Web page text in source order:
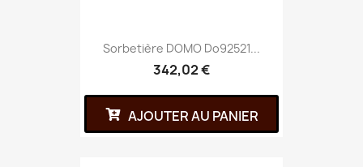
Sorbetière DOMO Do92521...
342,02 €
AJOUTER AU PANIER